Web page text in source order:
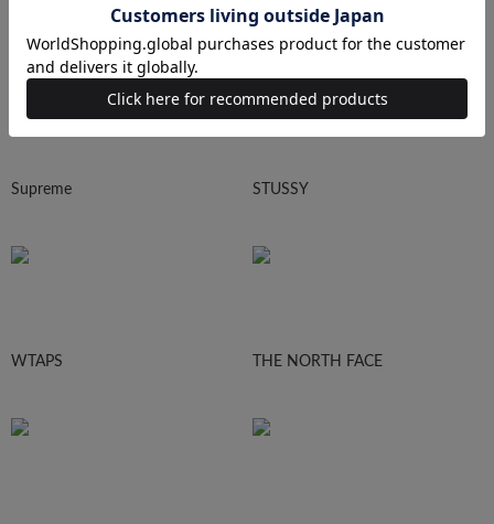
HUMAN MADE
Supreme STUSSY
WTAPS THE NORTH FACE